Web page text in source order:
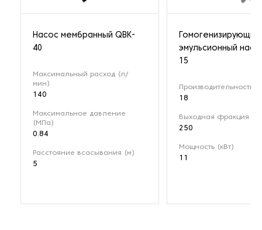
Насос мембранный QBK-
40
Максимальный расход (л/
мин)
140
Максимальное давление
(МПа)
0.84
Расстояние всасывания (м)
5
Гомогенизирующий
эмульсионный
15
Производительность
18
Выходная фракция
250
Мощность (кВт)
11